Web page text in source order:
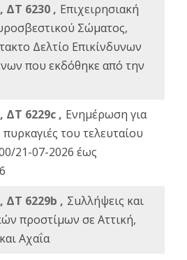
ΔΤ 6230 , Επιχειρησιακή
Σώματος,
Δελτίο Επικίνδυνων
που εκδόθηκε από την
ΔΤ 6229c , Ενημέρωση για
του τελευταίου
21-07-2026 έως
ΔΤ 6229b , Σuλλήψεις και
προστίμων σε Αττική,
Αχαΐα